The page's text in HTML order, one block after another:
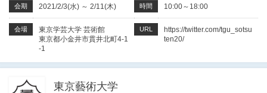
会期 2021/2/3(水) ～ 2/11(木) 時間 10:00～18:00
会場
東京学芸大学 芸術館
東京都小金井市貫井北町4-1
-1
URL
https://twitter.com/tgu_sotsu
ten20/
東京藝術大学